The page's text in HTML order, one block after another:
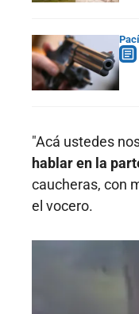
"Acá ustedes
hablar en la
caucheras, con
el vocero.